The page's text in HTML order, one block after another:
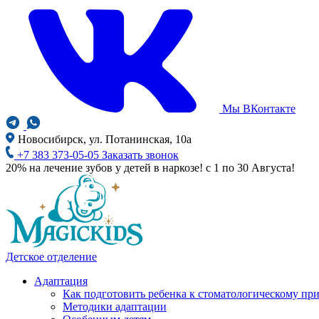
Мы ВКонтакте
Новосибирск, ул. Потанинская, 10а
+7 383 373-05-05 Заказать звонок
20% на лечение зубов у детей в наркозе! с 1 по 30 Августа!
Детское отделение
Адаптация
Как подготовить ребенка к стоматологическому
Методики адаптации